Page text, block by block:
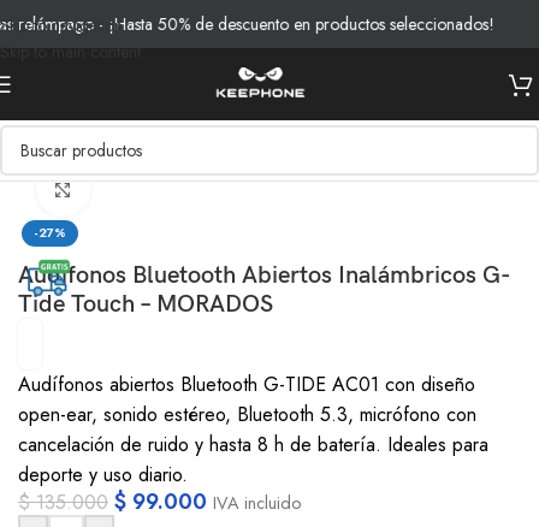
Skip to navigation
Skip to main content
- ¡Hasta 50% de descuento en productos seleccionados!
Inicio/Productos/Audio
-27%
Audífonos Bluetooth Abiertos Inalámbricos G-
Tide Touch – MORADOS
Audífonos abiertos Bluetooth G-TIDE AC01 con diseño
open-ear, sonido estéreo, Bluetooth 5.3, micrófono con
cancelación de ruido y hasta 8 h de batería. Ideales para
deporte y uso diario.
$135.000 $ 99.000 IVA incluido